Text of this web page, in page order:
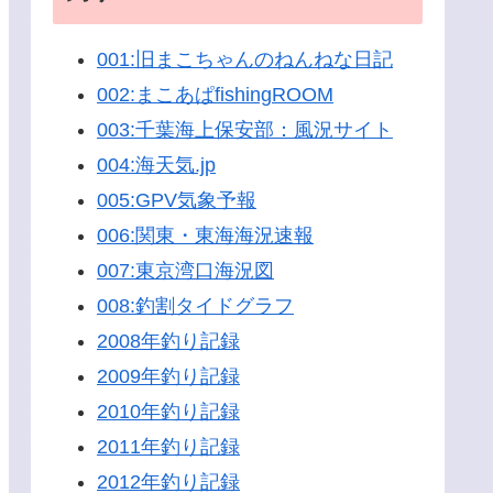
001:旧まこちゃんのねんねな日記
002:まこあぱfishingROOM
003:千葉海上保安部：風況サイト
004:海天気.jp
005:GPV気象予報
006:関東・東海海況速報
007:東京湾口海況図
008:釣割タイドグラフ
2008年釣り記録
2009年釣り記録
2010年釣り記録
2011年釣り記録
2012年釣り記録